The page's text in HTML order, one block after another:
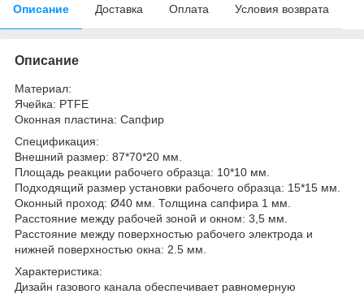
Описание Доставка Оплата Условия возврата
Описание
Материал:
Ячейка: PTFE
Оконная пластина: Сапфир
Спецификация:
Внешний размер: 87*70*20 мм.
Площадь реакции рабочего образца: 10*10 мм.
Подходящий размер установки рабочего образца: 15*15 мм.
Оконный проход: Ø40 мм. Толщина сапфира 1 мм.
Расстояние между рабочей зоной и окном: 3,5 мм.
Расстояние между поверхностью рабочего электрода и
нижней поверхностью окна: 2.5 мм.
Характеристика:
Дизайн газового канала обеспечивает равномерную